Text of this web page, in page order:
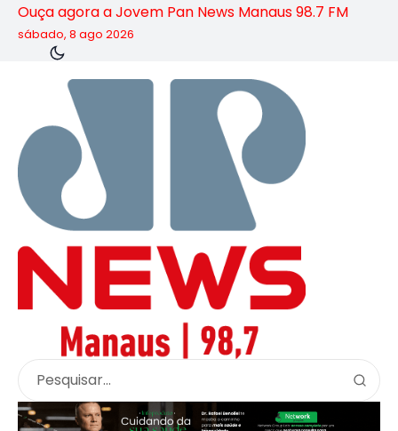
Ouça agora a Jovem Pan News Manaus 98.7 FM
sábado, 8 ago 2026